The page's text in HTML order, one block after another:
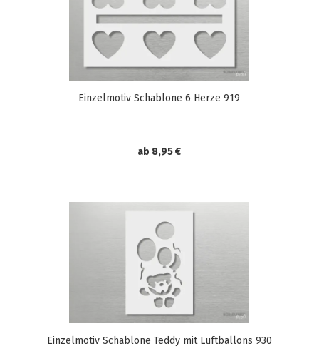
Einzelmotiv Schablone 6 Herze 919
ab 8,95 €
Einzelmotiv Schablone Teddy mit Luftballons 930